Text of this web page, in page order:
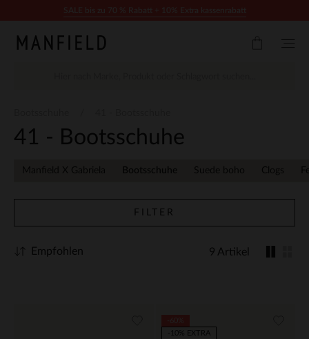
41 - Bootsschuhe
Manfield X Gabriela Bootsschuhe Suede boho Clogs
FILTER
9 Artikel
Empfohlen
-10% EXTRA